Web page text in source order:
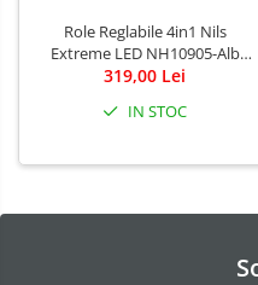
Role Reglabile 4in1 Nils
Extreme LED NH10905-Alb
curcubeu
319,00 Lei
IN STOC